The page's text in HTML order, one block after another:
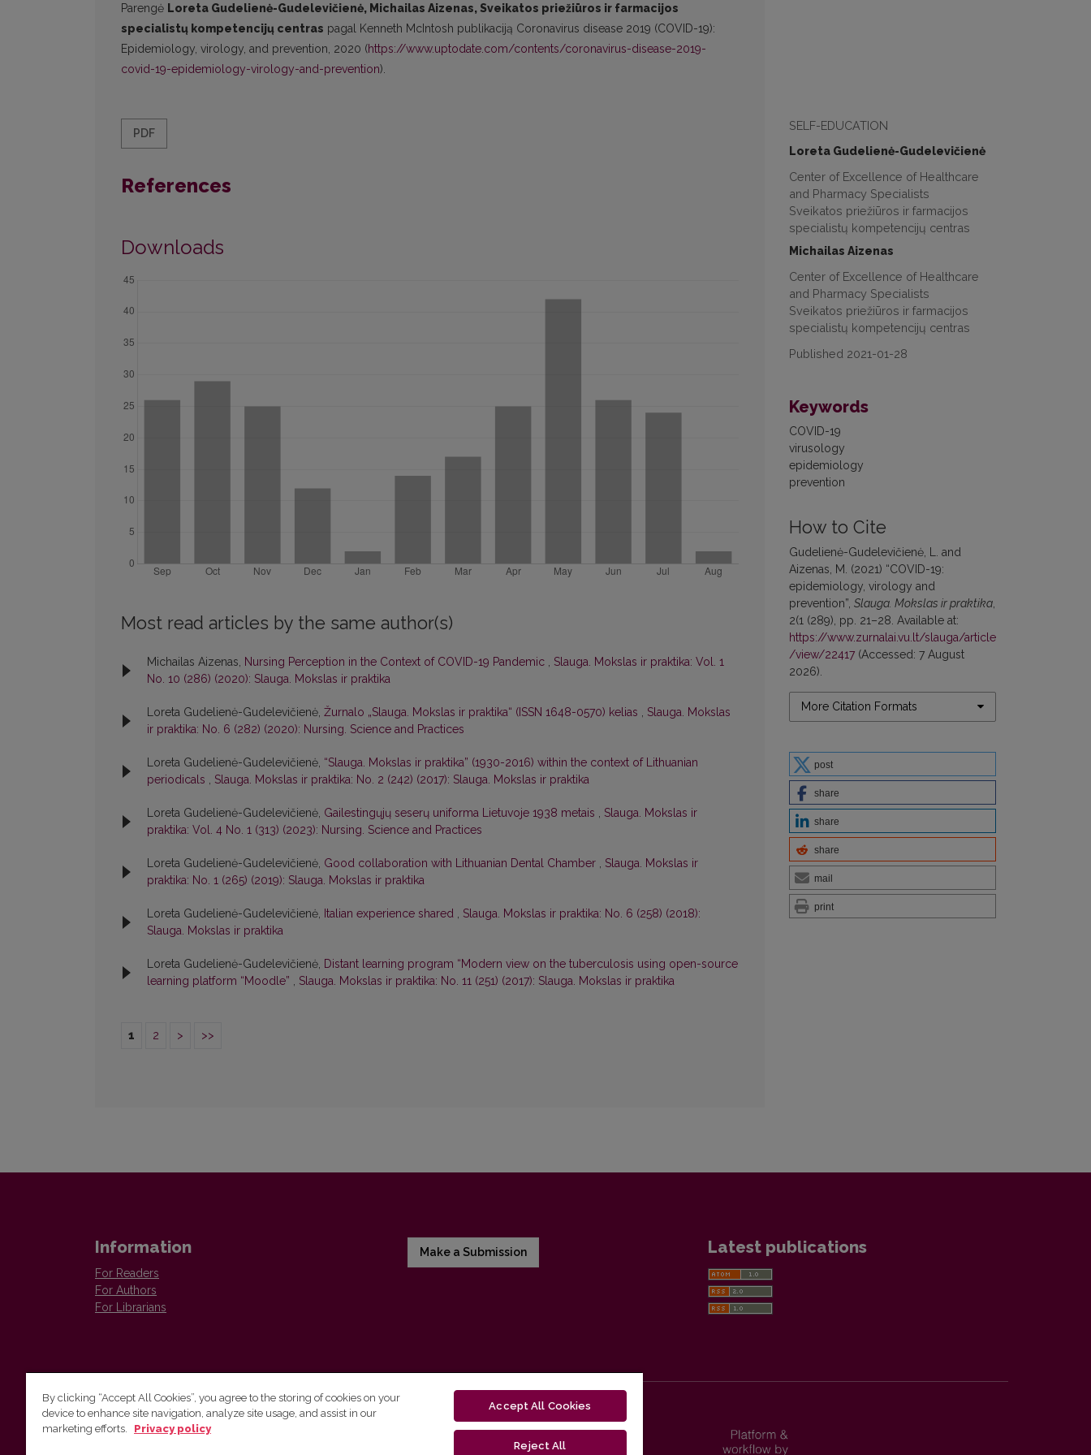
SELF-EDUCATION
Loreta Gudelienė-Gudelevičienė
Center of Excellence of Healthcare
and Pharmacy Specialists
Sveikatos priežiūros ir farmacijos
specialistų kompetencijų centras
Michailas Aizenas
Center of Excellence of Healthcare
and Pharmacy Specialists
Sveikatos priežiūros ir farmacijos
specialistų kompetencijų centras
Published 2021-01-28
Keywords
COVID-19
virusology
epidemiology
prevention
How to Cite
Gudelienė-Gudelevičienė, L. and
Aizenas, M. (2021) “COVID-19:
epidemiology, virology and
prevention”, Slauga. Mokslas ir praktika
2(1 (289), pp. 21–28. Available at:
https://www.zurnalai.vu.lt/slauga/article
/view/22417 (Accessed: 7 August
2026).
More Citation Formats
post
share
share
share
mail
print
Parengė Loreta Gudelienė-Gudelevičienė, Michailas Aizenas, Sveikatos priežiūros ir farmacijos
specialistų kompetencijų centras pagal Kenneth McIntosh publikaciją Coronavirus disease 2019 (COVID-19):
Epidemiology, virology, and prevention, 2020 (https://www.uptodate.com/contents/coronavirus-disease-2019-
covid-19-epidemiology-virology-and-prevention).
PDF
References
Downloads
Most read articles by the same author(s)
Michailas Aizenas, Nursing Perception in the Context of COVID-19 Pandemic , Slauga. Mokslas ir praktika: Vol. 1
No. 10 (286) (2020): Slauga. Mokslas ir praktika
Loreta Gudelienė-Gudelevičienė, Žurnalo „Slauga. Mokslas ir praktika“ (ISSN 1648-0570) kelias , Slauga. Mokslas
ir praktika: No. 6 (282) (2020): Nursing. Science and Practices
Loreta Gudelienė-Gudelevičienė, “Slauga. Mokslas ir praktika” (1930-2016) within the context of Lithuanian
periodicals , Slauga. Mokslas ir praktika: No. 2 (242) (2017): Slauga. Mokslas ir praktika
Loreta Gudelienė-Gudelevičienė, Gailestingųjų seserų uniforma Lietuvoje 1938 metais , Slauga. Mokslas ir
praktika: Vol. 4 No. 1 (313) (2023): Nursing. Science and Practices
Loreta Gudelienė-Gudelevičienė, Good collaboration with Lithuanian Dental Chamber , Slauga. Mokslas ir
praktika: No. 1 (265) (2019): Slauga. Mokslas ir praktika
Loreta Gudelienė-Gudelevičienė, Italian experience shared , Slauga. Mokslas ir praktika: No. 6 (258) (2018):
Slauga. Mokslas ir praktika
Loreta Gudelienė-Gudelevičienė, Distant learning program “Modern view on the tuberculosis using open-source
learning platform “Moodle” , Slauga. Mokslas ir praktika: No. 11 (251) (2017): Slauga. Mokslas ir praktika
1 2 > >>
Information
For Readers
For Authors
For Librarians
Make a Submission Latest publications
Vilnius University Press
By clicking “Accept All Cookies”, you agree to the storing of cookies on your
device to enhance site navigation, analyze site usage, and assist in our
marketing efforts.
Privacy policy
Accept All Cookies
Reject All